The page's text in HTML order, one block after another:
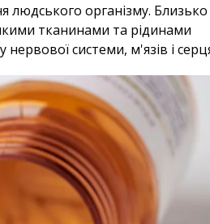
організму. Близько
тканинами та рідинами
нервової системи, м'язів і